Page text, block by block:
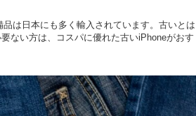
は日本にも多く輸入されています。古いとは
ない方は、コスパに優れた古いiPhoneがおす